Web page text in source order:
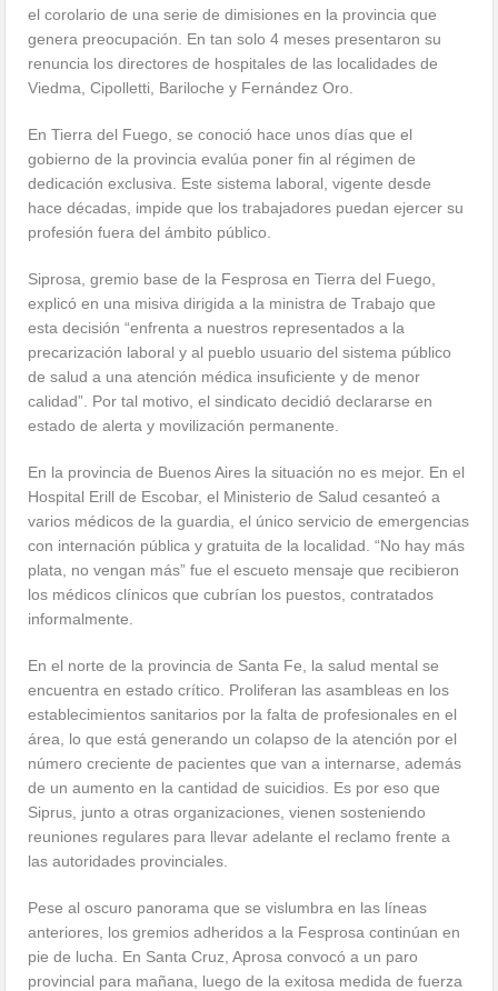
el corolario de una serie de dimisiones en la provincia que
genera preocupación. En tan solo 4 meses presentaron su
renuncia los directores de hospitales de las localidades de
Viedma, Cipolletti, Bariloche y Fernández Oro.
En Tierra del Fuego, se conoció hace unos días que el
gobierno de la provincia evalúa poner fin al régimen de
dedicación exclusiva. Este sistema laboral, vigente desde
hace décadas, impide que los trabajadores puedan ejercer su
profesión fuera del ámbito público.
Siprosa, gremio base de la Fesprosa en Tierra del Fuego,
explicó en una misiva dirigida a la ministra de Trabajo que
esta decisión “enfrenta a nuestros representados a la
precarización laboral y al pueblo usuario del sistema público
de salud a una atención médica insuficiente y de menor
calidad”. Por tal motivo, el sindicato decidió declararse en
estado de alerta y movilización permanente.
En la provincia de Buenos Aires la situación no es mejor. En el
Hospital Erill de Escobar, el Ministerio de Salud cesanteó a
varios médicos de la guardia, el único servicio de emergencias
con internación pública y gratuita de la localidad. “No hay más
plata, no vengan más” fue el escueto mensaje que recibieron
los médicos clínicos que cubrían los puestos, contratados
informalmente.
En el norte de la provincia de Santa Fe, la salud mental se
encuentra en estado crítico. Proliferan las asambleas en los
establecimientos sanitarios por la falta de profesionales en el
área, lo que está generando un colapso de la atención por el
número creciente de pacientes que van a internarse, además
de un aumento en la cantidad de suicidios. Es por eso que
Siprus, junto a otras organizaciones, vienen sosteniendo
reuniones regulares para llevar adelante el reclamo frente a
las autoridades provinciales.
Pese al oscuro panorama que se vislumbra en las líneas
anteriores, los gremios adheridos a la Fesprosa continúan en
pie de lucha. En Santa Cruz, Aprosa convocó a un paro
provincial para mañana, luego de la exitosa medida de fuerza